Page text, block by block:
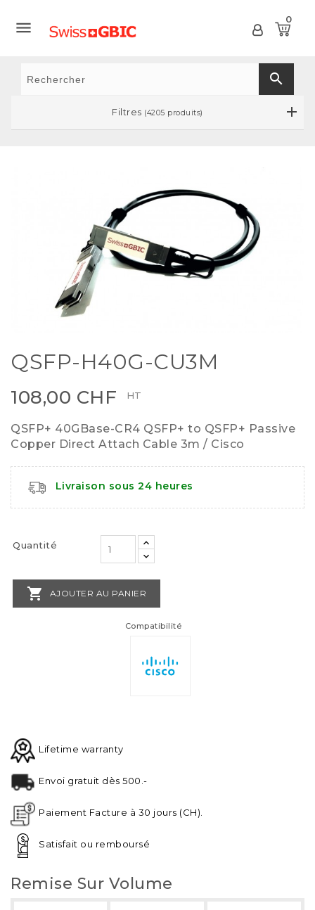
 0
search
Filtres (4205 produits)
QSFP-H40G-CU3M
108,00 CHF HT
QSFP+ 40GBase-CR4 QSFP+ to QSFP+ Passive
Copper Direct Attach Cable 3m / Cisco
Livraison sous 24 heures
Quantité
 AJOUTER AU PANIER
Compatibilité
Lifetime warranty
Envoi gratuit dès 500.-
Paiement Facture à 30 jours (CH).
Satisfait ou remboursé
Remise Sur Volume